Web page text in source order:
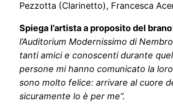
Pezzotta (Clarinetto), Francesca
Spiega l’artista a proposito del brano
l’Auditorium Modernissimo di
tanti amici e conoscenti durante
persone mi hanno comunicato la
sono molto felice: arrivare al cuore
sicuramente lo è per me”.